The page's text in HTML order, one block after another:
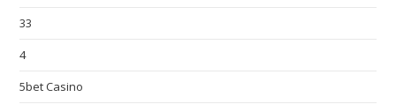
33
4
5bet Casino